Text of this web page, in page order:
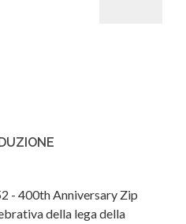
- 400th Anniversary Zip
della lega della